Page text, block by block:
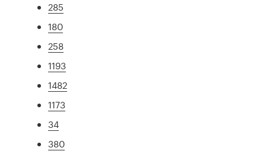
285
180
258
1193
1482
1173
34
380